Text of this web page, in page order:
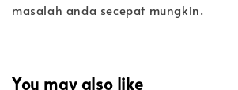
masalah anda secepat mungkin.
You may also like